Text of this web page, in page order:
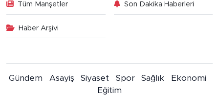
Tüm Manşetler Son Dakika Haberleri
Haber Arşivi
Gündem Asayiş Siyaset Spor Sağlık
Ekonomi
Eğitim